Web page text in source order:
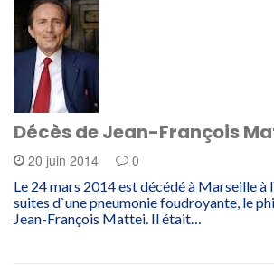
Décès de Jean-François
20 juin 2014 0
Le 24 mars 2014 est décédé à Marseille à
suites d`une pneumonie foudroyante, le
Jean-François Mattei. Il était…